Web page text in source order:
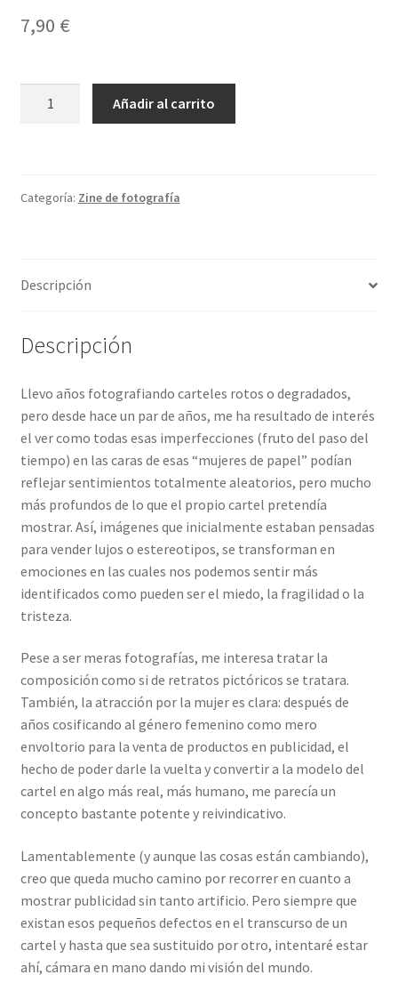
7,90 €
Fidalgo
Añadir al carrito
Categoría: Zine de fotografía
Descripción
Descripción
Llevo años fotografiando carteles rotos o degradados,
pero desde hace un par de años, me ha resultado de interés
el ver como todas esas imperfecciones (fruto del paso del
tiempo) en las caras de esas “mujeres de papel” podían
reflejar sentimientos totalmente aleatorios, pero mucho
más profundos de lo que el propio cartel pretendía
mostrar. Así, imágenes que inicialmente estaban pensadas
para vender lujos o estereotipos, se transforman en
emociones en las cuales nos podemos sentir más
identificados como pueden ser el miedo, la fragilidad o la
tristeza.
Pese a ser meras fotografías, me interesa tratar la
composición como si de retratos pictóricos se tratara.
También, la atracción por la mujer es clara: después de
años cosificando al género femenino como mero
envoltorio para la venta de productos en publicidad, el
hecho de poder darle la vuelta y convertir a la modelo del
cartel en algo más real, más humano, me parecía un
concepto bastante potente y reivindicativo.
Lamentablemente (y aunque las cosas están cambiando),
creo que queda mucho camino por recorrer en cuanto a
mostrar publicidad sin tanto artificio. Pero siempre que
existan esos pequeños defectos en el transcurso de un
cartel y hasta que sea sustituido por otro, intentaré estar
ahí, cámara en mano dando mi visión del mundo.